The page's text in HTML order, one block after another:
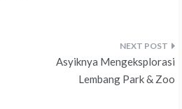
Asyiknya Mengeksplorasi
Lembang Park & Zoo